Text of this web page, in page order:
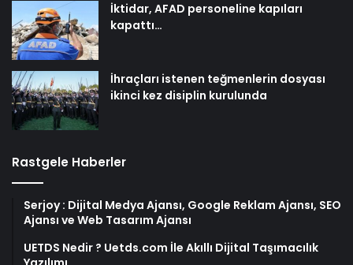
İktidar, AFAD personeline kapıları
kapattı…
İhraçları istenen teğmenlerin dosyası
ikinci kez disiplin kurulunda
Rastgele Haberler
Serjoy : Dijital Medya Ajansı, Google Reklam Ajansı, SEO
Ajansı ve Web Tasarım Ajansı
UETDS Nedir ? Uetds.com İle Akıllı Dijital Taşımacılık